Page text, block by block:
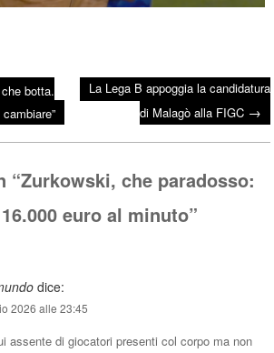
botta.
La Lega B appoggia la candidatura
di Malagò alla FIGC →
“Zurkowski, che paradosso:
euro al minuto”
dice:
2026 alle 23:45
assente di giocatori presenti col corpo ma non